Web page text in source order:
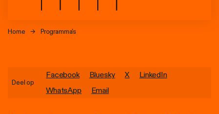
Home → Programma's
Deel op
Facebook Bluesky X
LinkedIn
WhatsApp
Email
Locaties
Personen
Stadsdichter